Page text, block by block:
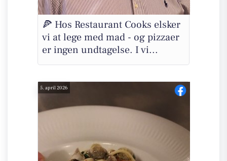
🍕 Hos Restaurant Cooks elsker
vi at lege med mad - og pizzaer
er ingen undtagelse. I vi...
5. april 2026